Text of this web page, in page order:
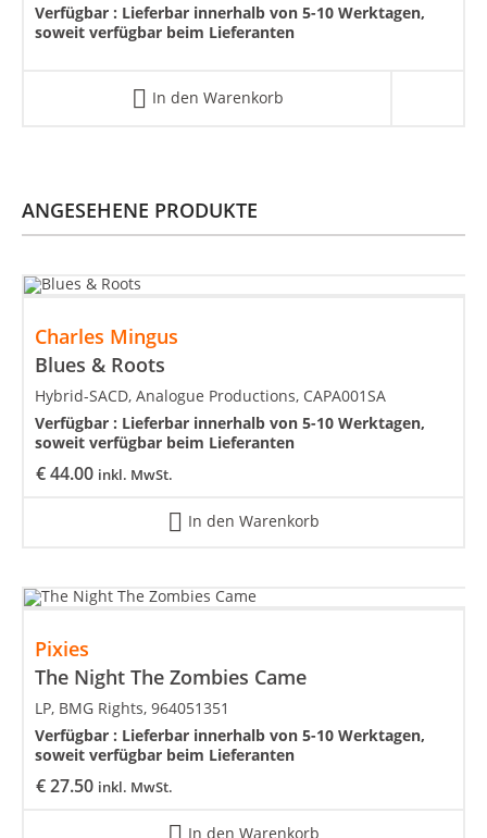
Verfügbar : Lieferbar innerhalb von 5-10 Werktagen,
soweit verfügbar beim Lieferanten
In den Warenkorb
ANGESEHENE PRODUKTE
Charles Mingus
Blues & Roots
€44.00 inkl. MwSt.
Hybrid-SACD, Analogue Productions, CAPA001SA
Verfügbar : Lieferbar innerhalb von 5-10 Werktagen,
soweit verfügbar beim Lieferanten
In den Warenkorb
Pixies
The Night The Zombies Came
€27.50 inkl. MwSt.
LP, BMG Rights, 964051351
Verfügbar : Lieferbar innerhalb von 5-10 Werktagen,
soweit verfügbar beim Lieferanten
In den Warenkorb